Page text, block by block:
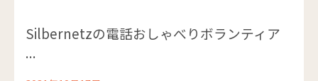
Silbernetzの電話おしゃべりボランティア
...